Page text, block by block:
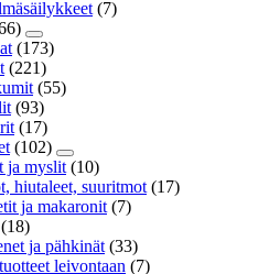
(7)
(173)
(221)
(55)
(93)
(17)
(102)
ja myslit (10)
hiutaleet, suuritmot (17)
ja makaronit (7)
(18)
ja pähkinät (33)
leivontaan (7)